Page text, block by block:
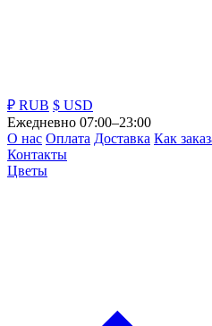
₽ RUB $ USD
Ежедневно 07:00–23:00
О нас Оплата Доставка Как
Контакты
Цветы